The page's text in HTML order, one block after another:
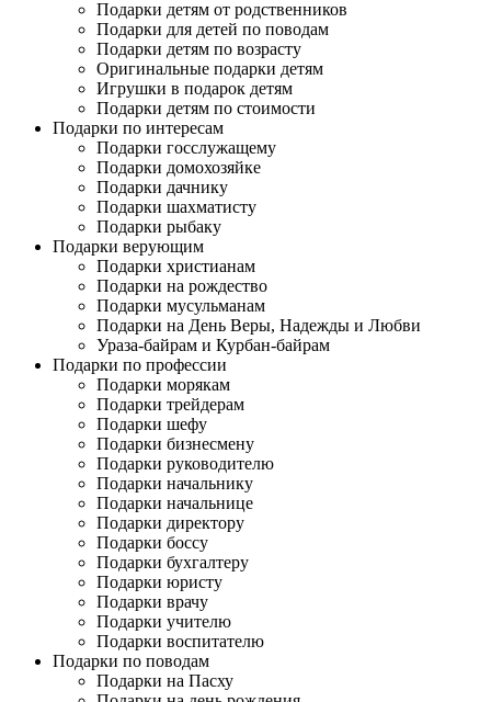
Подарки детям от родственников
Подарки для детей по поводам
Подарки детям по возрасту
Оригинальные подарки детям
Игрушки в подарок детям
Подарки детям по стоимости
Подарки по интересам
Подарки госслужащему
Подарки домохозяйке
Подарки дачнику
Подарки шахматисту
Подарки рыбаку
Подарки верующим
Подарки христианам
Подарки на рождество
Подарки мусульманам
Подарки на День Веры, Надежды и Любви
Ураза-байрам и Курбан-байрам
Подарки по профессии
Подарки морякам
Подарки трейдерам
Подарки шефу
Подарки бизнесмену
Подарки руководителю
Подарки начальнику
Подарки начальнице
Подарки директору
Подарки боссу
Подарки бухгалтеру
Подарки юристу
Подарки врачу
Подарки учителю
Подарки воспитателю
Подарки по поводам
Подарки на Пасху